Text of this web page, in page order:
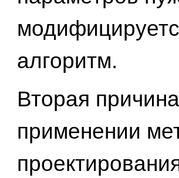
алгоритм.
Вторая
применении